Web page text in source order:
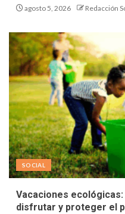
agosto 5, 2026 Redacción
SOCIAL
Vacaciones
disfrutar y proteger el